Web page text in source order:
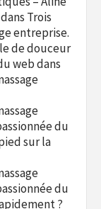
dans Trois
entreprise.
de douceur
webdans
du
sur la
du
?